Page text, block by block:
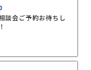
談会ご予約お待ちし